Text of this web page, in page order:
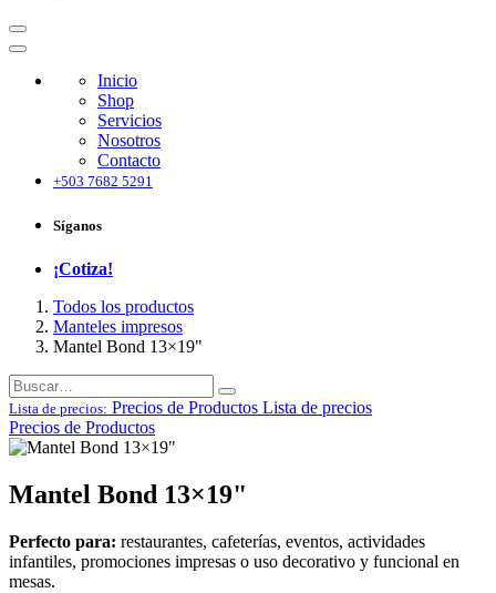
Inicio
Shop
Servicios
Nosotros
Contacto
+503 7682 5291
Síganos
¡Cotiza!
Todos los productos
Manteles impresos
Mantel Bond 13×19"
Lista de precios: Precios de Productos Lista de precios
Precios de Productos
Mantel Bond 13×19"
Perfecto para: restaurantes, cafeterías, eventos, actividades
infantiles, promociones impresas o uso decorativo y funcional en
mesas.